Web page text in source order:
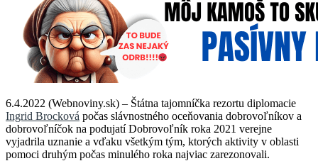
6.4.2022 (Webnoviny.sk) – Štátna tajomníčka rezortu diplomacie
Ingrid Brocková počas slávnostného oceňovania dobrovoľníkov a
dobrovoľníčok na podujatí Dobrovoľník roka 2021 verejne
vyjadrila uznanie a vďaku všetkým tým, ktorých aktivity v oblasti
pomoci druhým počas minulého roka najviac zarezonovali.